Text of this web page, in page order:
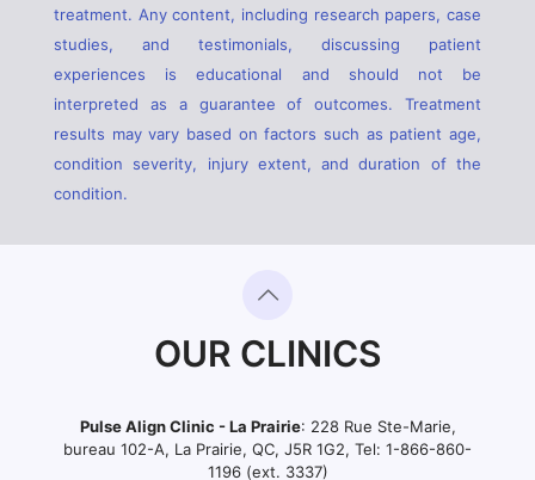
treatment. Any content, including research papers, case
studies, and testimonials, discussing patient
experiences is educational and should not be
interpreted as a guarantee of outcomes. Treatment
results may vary based on factors such as patient age,
condition severity, injury extent, and duration of the
condition.
OUR CLINICS
Pulse Align Clinic - La Prairie: 228 Rue Ste-Marie,
bureau 102-A, La Prairie, QC, J5R 1G2, Tel: 1-866-860-
1196 (ext. 3337)